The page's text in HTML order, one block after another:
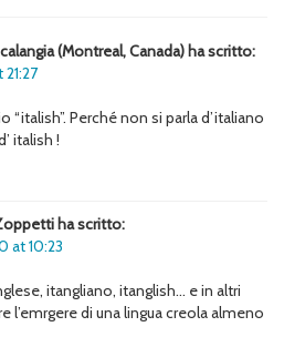
(Montreal, Canada) ha scritto:
Perché non si parla d’italiano
italish !
ha scritto:
at 10:23
itangliano, itanglish… e in altri
l’emrgere di una lingua creola almeno